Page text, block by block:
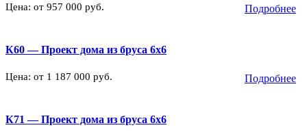
Цена: от 957 000 руб. Подробнее
К60 — Проект дома из бруса 6х6
Цена: от 1 187 000 руб. Подробнее
К71 — Проект дома из бруса 6х6